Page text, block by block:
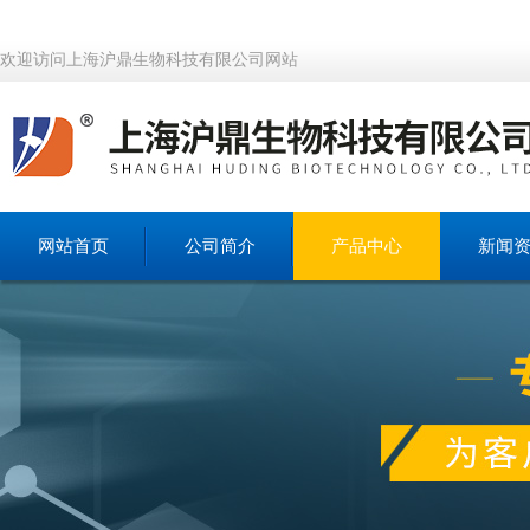
欢迎访问上海沪鼎生物科技有限公司网站
网站首页 公司简介 产品中心 新闻